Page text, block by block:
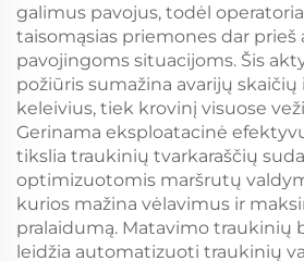
galimus pavojus, todėl
taisomąsias priemones dar prieš
pavojingoms situacijoms. Šis
požiūris sumažina avarijų
keleivius, tiek krovinį visuose
Gerinama eksploatacinė
tikslia traukinių tvarkaraščių
optimizuotomis maršrutų
kurios mažina vėlavimus ir
pralaidumą. Matavimo traukinių
leidžia automatizuoti traukinių